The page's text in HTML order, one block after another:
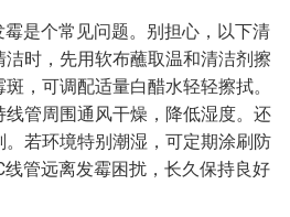
是个常见问题。别担心，以下清
时，先用软布蘸取温和清洁剂擦
，可调配适量白醋水轻轻擦拭。
线管周围通风干燥，降低湿度。还
若环境特别潮湿，可定期涂刷防
管远离发霉困扰，长久保持良好